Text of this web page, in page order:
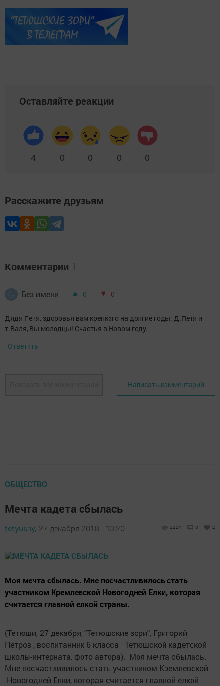
Оставляйте реакции
4 0 0 0 0
Расскажите друзьям
Комментарии
Без имени 0 0
Дядя Петя, здоровья вам крепкого на долгие годы. Д.Петя и
т.Валя, Вы молодцы! Счастья в Новом году.
Ответить
Написать комментарий
ОБЩЕСТВО
Мечта кадета сбылась
tetyushy, 27 декабря 2018 - 13:20 2221 0 2
Моя мечта сбылась. Мне посчастливилось стать
участником Кремлевской Новогодней Елки, которая
считается главной елкой страны.
(Тетюши, 27 декабря, "Тетюшские зори", Григорий
Петров , воспитанник 6 класса Тетюшской кадетской
школы-интерната, фото автора). Моя мечта сбылась.
Мне посчастливилось стать участником Кремлевской
Новогодней Елки, которая считается главной елкой